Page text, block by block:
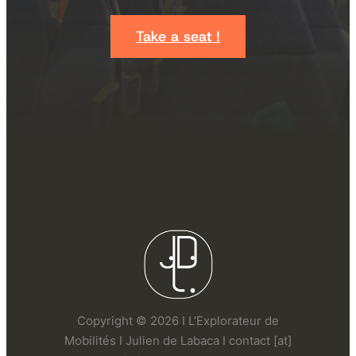
Take a seat !
Copyright © 2026 I L’Explorateur de
Mobilités I Julien de Labaca I contact [at]